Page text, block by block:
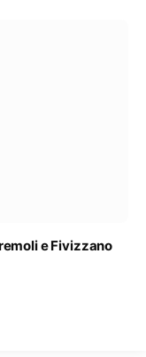
e Fivizzano